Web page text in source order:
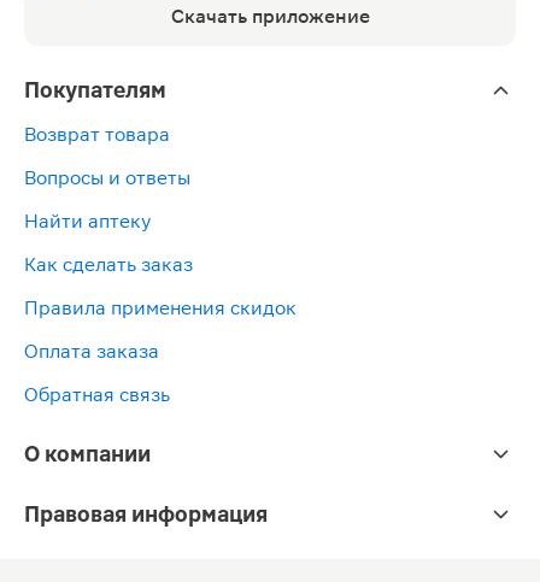
Скачать приложение
Покупателям
Возврат товара
Вопросы и ответы
Найти аптеку
Как сделать заказ
Правила применения скидок
Оплата заказа
Обратная связь
О компании
Правовая информация